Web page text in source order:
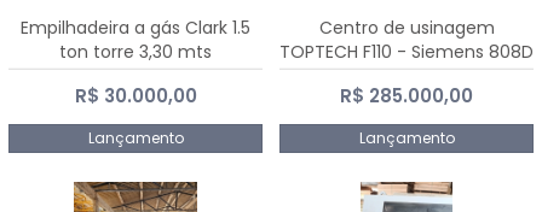
Empilhadeira a gás Clark 1.5
ton torre 3,30 mts
R$ 30.000,00
Lançamento
Centro de usinagem
TOPTECH F110 - Siemens 808D
Advanced
R$ 285.000,00
Lançamento